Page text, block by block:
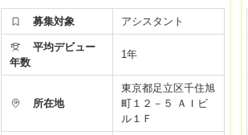
す♪
福利厚生
▼社会保険完備
▼有給休暇
▼資格手当
▼店販手当
▼役職手当
▼技術手当
募集対象 アシスタント
平均デビュー
年数
1年
所在地
東京都足立区千住旭
町１２－５ ＡＩビ
ル１Ｆ